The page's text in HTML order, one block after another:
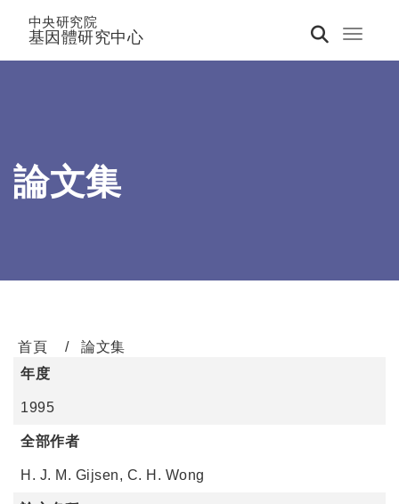
Toggle
中央研究院
基因體研究中心
論文集
首頁
論文集
年度
1995
全部作者
H. J. M. Gijsen, C. H. Wong